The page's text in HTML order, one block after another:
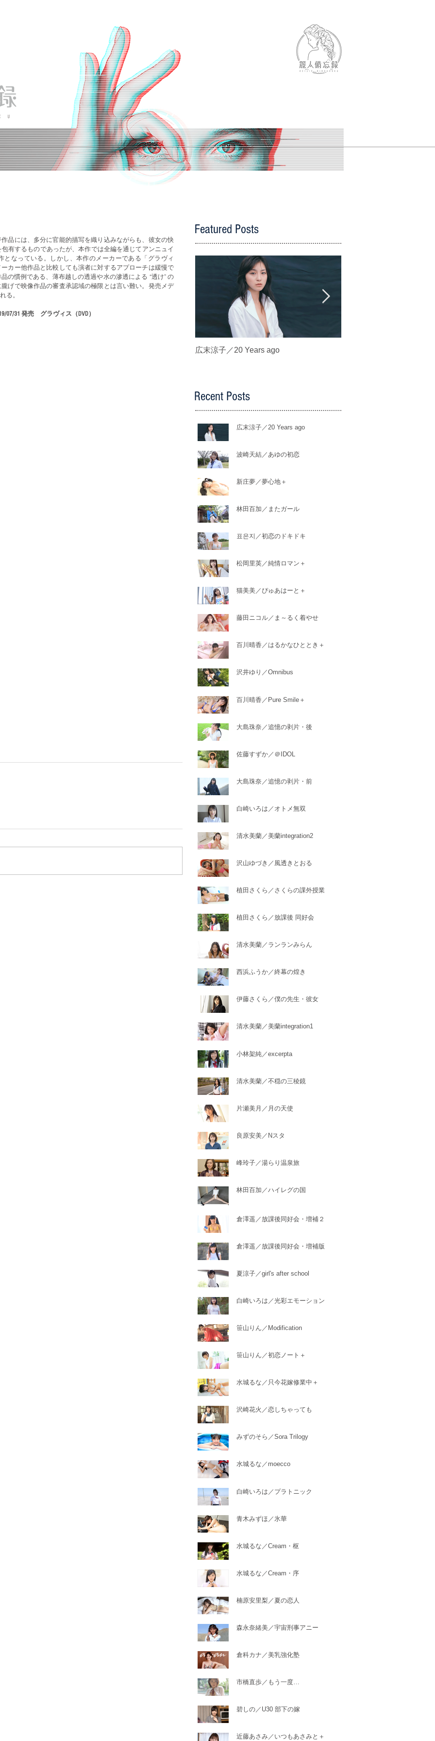
品には、多分に官能的描写を織り込みながらも、彼女の快
有するものであったが、本作では全編を通じてアンニュイ
なっている。しかし、本作のメーカーである「グラヴィ
カー他作品と比較しても演者に対するアプローチは緩慢で
の慣例である、薄布越しの透過や水の滲透による “透け” の
げで映像作品の審査承認域の極限とは言い難い。発売メデ
る。
07/31 発売　グラヴィス（DVD）
Featured Posts
広末涼子／20 Years ago
Recent Posts
広末涼子／20 Years ago
波崎天結／あゆの初恋
新庄夢／夢心地＋
林田百加／またガール
표은지／初恋のドキドキ
松岡里英／純情ロマン＋
猫美美／ぴゅあはーと＋
藤田ニコル／ま～るく着やせ
百川晴香／はるかなひととき＋
沢井ゆり／Omnibus
百川晴香／Pure Smile＋
大島珠奈／追憶の剥片・後
佐藤すずか／＠IDOL
大島珠奈／追憶の剥片・前
白崎いろは／オトメ無双
清水美蘭／美蘭integration2
沢山ゆづき／風透きとおる
植田さくら／さくらの課外授業
植田さくら／放課後 同好会
清水美蘭／ランランみらん
西浜ふうか／終幕の煌き
伊藤さくら／僕の先生・彼女
清水美蘭／美蘭integration1
小林架純／excerpta
清水美蘭／不穏の三稜鏡
片瀬美月／月の天使
良原安美／Nスタ
峰玲子／湯らり温泉旅
林田百加／ハイレグの国
倉澤遥／放課後同好会・増補２
倉澤遥／放課後同好会・増補版
夏涼子／girl's after school
白崎いろは／光彩エモーション
笹山りん／Modification
笹山りん／初恋ノート＋
水城るな／只今花嫁修業中＋
沢崎花火／恋しちゃっても
みずのそら／Sora Trilogy
水城るな／moecco
白崎いろは／プラトニック
青木みずほ／氷華
水城るな／Cream・枢
水城るな／Cream・序
楠原安里梨／夏の恋人
森永奈緒美／宇宙刑事アニー
倉科カナ／美乳強化塾
市橋直歩／もう一度…
碧しの／U30 部下の嫁
近藤あさみ／いつもあさみと＋